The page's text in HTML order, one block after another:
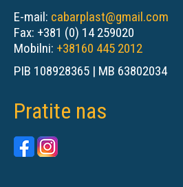
E-mail: cabarplast@gmail.com
Fax: +381 (0) 14 259020
Mobilni: +38160 445 2012
PIB 108928365 | MB 63802034
Pratite nas